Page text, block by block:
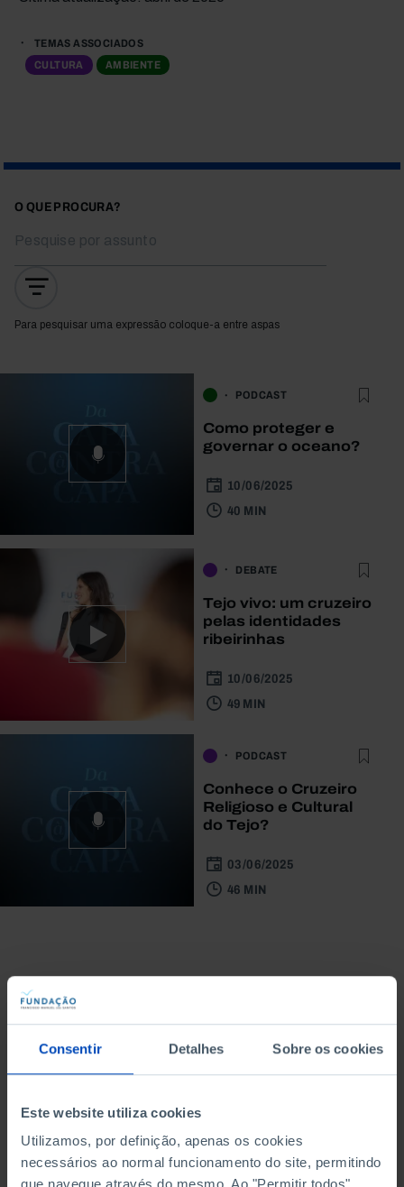
Consentir Detalhes Sobre os cookies
Este website utiliza cookies
Utilizamos, por definição, apenas os cookies
necessários ao normal funcionamento do site, permitindo
TEMAS ASSOCIADOS
CULTURA
AMBIENTE
O QUE PROCURA?
Para pesquisar uma expressão coloque-a entre aspas
PODCAST
Como proteger e
governar o oceano?
10/06/2025
40 MIN
DEBATE
Tejo vivo: um cruzeiro
pelas identidades
ribeirinhas
10/06/2025
49 MIN
PODCAST
Conhece o Cruzeiro
Religioso e Cultural
do Tejo?
03/06/2025
46 MIN
Do mesmo autor